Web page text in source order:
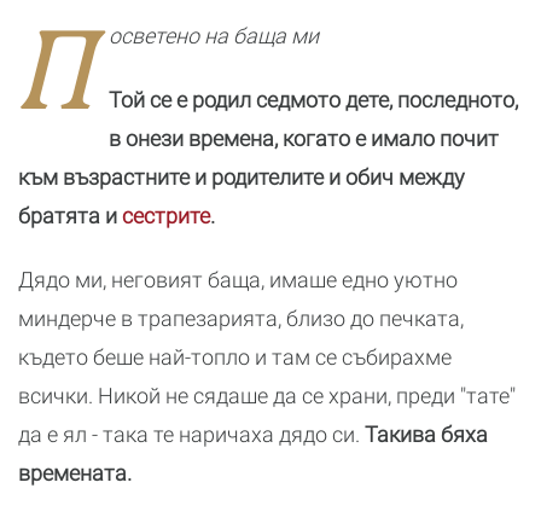
П осветено на баща ми
Той се е родил седмото дете, последното,
в онези времена, когато е имало почит
към възрастните и родителите и обич между
братята исестрите.
Дядо ми, неговият баща, имаше едно уютно
миндерче в трапезарията, близо до печката,
където беше най-топло и там се събирахме
всички. Никой не сядаше да се храни, преди "тате"
да е ял - така те наричаха дядо си. Такива бяха
времената.